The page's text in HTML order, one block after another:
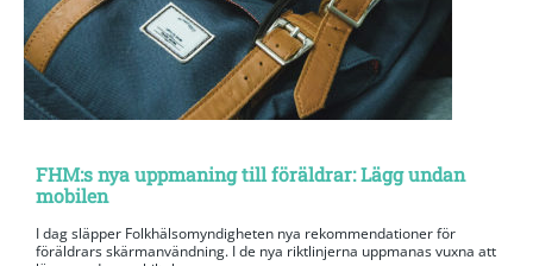
FHM:s nya uppmaning till föräldrar: Lägg undan
mobilen
I dag släpper Folkhälsomyndigheten nya rekommendationer för
föräldrars skärmanvändning. I de nya riktlinjerna uppmanas vuxna att